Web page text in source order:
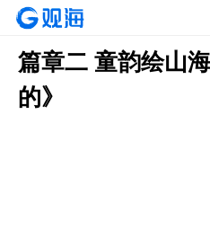
篇章二 童韵绘山
的》